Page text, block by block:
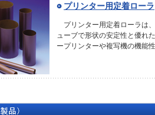
プリンター用定着ローラ
プリンター用定着ローラは
ューブで形状の安定性と優れ
ープリンターや複写機の機能